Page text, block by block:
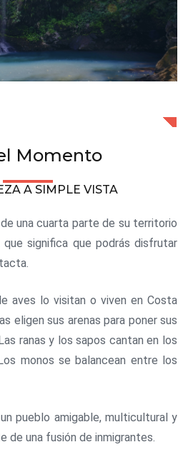
Momento
A SIMPLE VISTA
una cuarta parte de su territorio
significa que podrás disfrutar
aves lo visitan o viven en Costa
eligen sus arenas para poner sus
ranas y los sapos cantan en los
monos se balancean entre los
pueblo amigable, multicultural y
de una fusión de inmigrantes.